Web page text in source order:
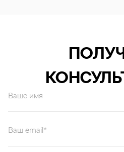
Ваше имя